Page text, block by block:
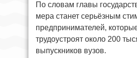
По словам главы
мера станет серьёзным
предпринимателей,
трудоустроят около 200
выпускников вузов.